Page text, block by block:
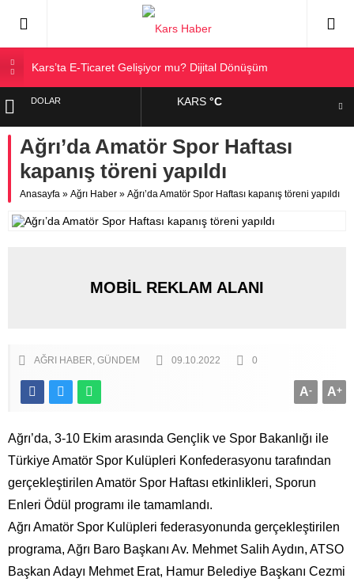
Kars’ta E-Ticaret Gelişiyor mu? Dijital Dönüşüm
Kars Halkı Yeni Parti Hakkında Ne Düşünüyor?
Sarıkamış’a Bağlı Köyler ve Yaygın Soyadları
Kağızman Köyleri ve En Çok Kullanılan Soyadları | Kars
Haber
DOLAR
EURO
ALTIN
BIST
KARS°C
Ağrı’da Amatör Spor Haftası
kapanış töreni yapıldı
Anasayfa » Ağrı Haber » Ağrı’da Amatör Spor Haftası kapanış töreni yapıldı
MOBİL REKLAM ALANI
AĞRI HABER GÜNDEM 09.10.2022 0
A+
A-
Ağrı’da, 3-10 Ekim arasında Gençlik ve Spor Bakanlığı ile
Türkiye Amatör Spor Kulüpleri Konfederasyonu tarafından
gerçekleştirilen Amatör Spor Haftası etkinlikleri, Sporun
Enleri Ödül programı ile tamamlandı.
Ağrı Amatör Spor Kulüpleri federasyonunda gerçekleştirilen
programa, Ağrı Baro Başkanı Av. Mehmet Salih Aydın, ATSO
Başkan Adayı Mehmet Erat, Hamur Belediye Başkanı Cezmi